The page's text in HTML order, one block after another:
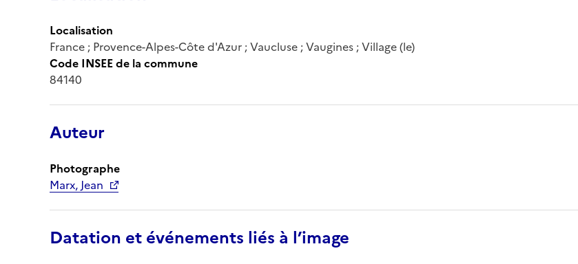
Localisation
France ; Provence-Alpes-Côte d'Azur ; Vaucluse ; Vaugines ; Village (le)
Code INSEE de la commune
84140
Auteur
Photographe
Marx, Jean
Datation et événements liés à l’image